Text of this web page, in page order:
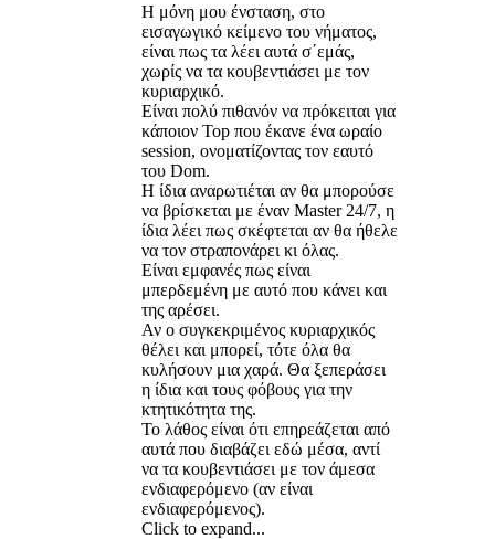
Η μόνη μου ένσταση, στο
εισαγωγικό κείμενο του νήματος,
είναι πως τα λέει αυτά σ΄εμάς,
χωρίς να τα κουβεντιάσει με τον
κυριαρχικό.
Είναι πολύ πιθανόν να πρόκειται για
κάποιον Top που έκανε ένα ωραίο
session, ονοματίζοντας τον εαυτό
του Dom.
Η ίδια αναρωτιέται αν θα μπορούσε
να βρίσκεται με έναν Master 24/7, η
ίδια λέει πως σκέφτεται αν θα ήθελε
να τον στραπονάρει κι όλας.
Είναι εμφανές πως είναι
μπερδεμένη με αυτό που κάνει και
της αρέσει.
Αν ο συγκεκριμένος κυριαρχικός
θέλει και μπορεί, τότε όλα θα
κυλήσουν μια χαρά. Θα ξεπεράσει
η ίδια και τους φόβους για την
κτητικότητα της.
Το λάθος είναι ότι επηρεάζεται από
αυτά που διαβάζει εδώ μέσα, αντί
να τα κουβεντιάσει με τον άμεσα
ενδιαφερόμενο (αν είναι
ενδιαφερόμενος).
Click to expand...